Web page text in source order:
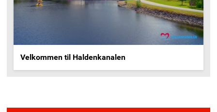
Velkommen til Haldenkanalen